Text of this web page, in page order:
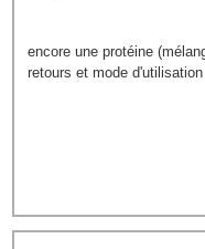
encore une protéine
retours et mode d'utilisation